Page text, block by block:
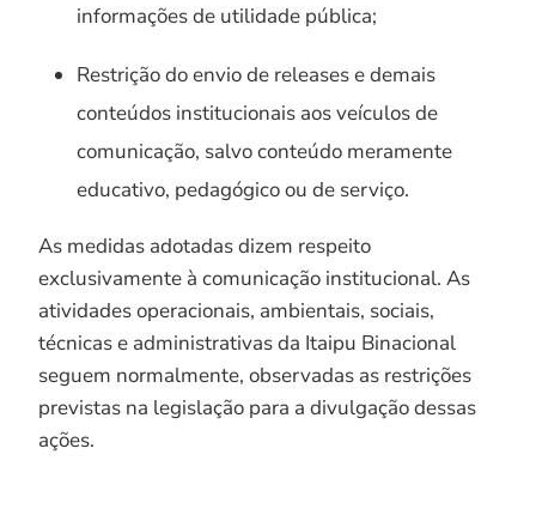
informações de utilidade pública;
Restrição do envio de releases e demais
conteúdos institucionais aos veículos de
comunicação, salvo conteúdo meramente
educativo, pedagógico ou de serviço.
As medidas adotadas dizem respeito
exclusivamente à comunicação institucional. As
atividades operacionais, ambientais, sociais,
técnicas e administrativas da Itaipu Binacional
seguem normalmente, observadas as restrições
previstas na legislação para a divulgação dessas
ações.